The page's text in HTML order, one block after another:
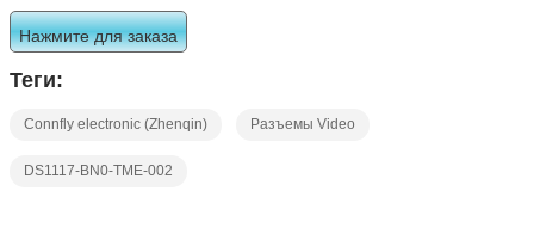
Нажмите для заказа
Теги:
Connfly electronic (Zhenqin) Разъемы Video
DS1117-BN0-TME-002